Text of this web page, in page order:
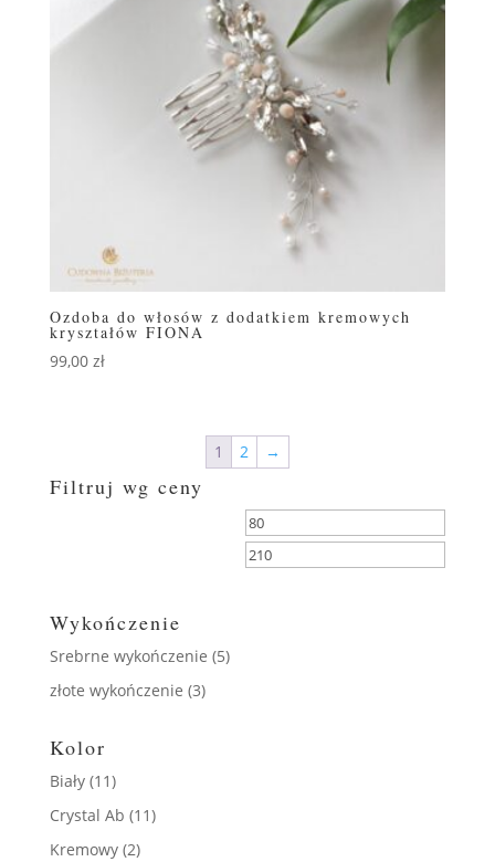
Ozdoba do włosów z dodatkiem kremowych
kryształów FIONA
99,00 zł
1 2 →
Filtruj wg ceny
Cena
min
Wykończenie
Srebrne wykończenie (5)
złote wykończenie (3)
Kolor
Biały (11)
Crystal Ab (11)
Kremowy (2)